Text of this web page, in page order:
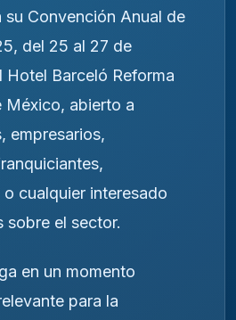
su Convención Anual de
del 25 al 27 de
Hotel Barceló Reforma
México, abierto a
empresarios,
cualquier interesado
sobre el sector.
en un momento
para la